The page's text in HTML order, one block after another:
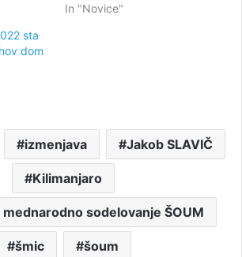
In "Novice"
sta
dom
izmenjava Jakob SLAVIČ
Kilimanjaro
sodelovanje ŠOUM
šmic šoum